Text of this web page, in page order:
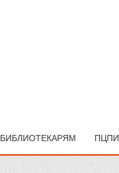
БИБЛИОТЕКАРЯМ ПЦПИ